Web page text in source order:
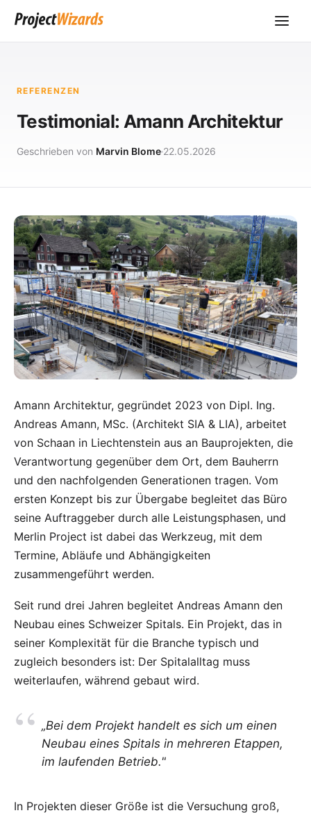
REFERENZEN
Testimonial: Amann Architektur
Geschrieben von Marvin Blome 22.05.2026
Amann Architektur, gegründet 2023 von Dipl. Ing.
Andreas Amann, MSc. (Architekt SIA & LIA), arbeitet
von Schaan in Liechtenstein aus an Bauprojekten, die
Verantwortung gegenüber dem Ort, dem Bauherrn
und den nachfolgenden Generationen tragen. Vom
ersten Konzept bis zur Übergabe begleitet das Büro
seine Auftraggeber durch alle Leistungsphasen, und
Merlin Project ist dabei das Werkzeug, mit dem
Termine, Abläufe und Abhängigkeiten
zusammengeführt werden.
Seit rund drei Jahren begleitet Andreas Amann den
Neubau eines Schweizer Spitals. Ein Projekt, das in
seiner Komplexität für die Branche typisch und
zugleich besonders ist: Der Spitalalltag muss
weiterlaufen, während gebaut wird.
„Bei dem Projekt handelt es sich um einen
Neubau eines Spitals in mehreren Etappen,
im laufenden Betrieb."
In Projekten dieser Größe ist die Versuchung groß,